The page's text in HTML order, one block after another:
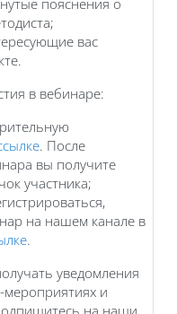
вас
в вебинаре:
. После
вы получите
участника;
на нашем канале в
.
уведомления
и
на наши